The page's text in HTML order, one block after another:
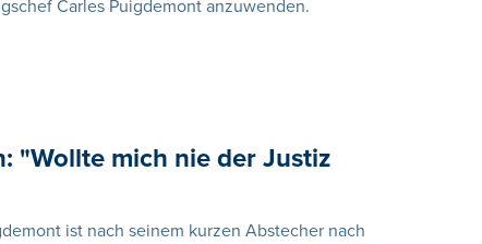
Carles Puigdemont anzuwenden.
"Wollte mich nie der Justiz
ist nach seinem kurzen Abstecher nach